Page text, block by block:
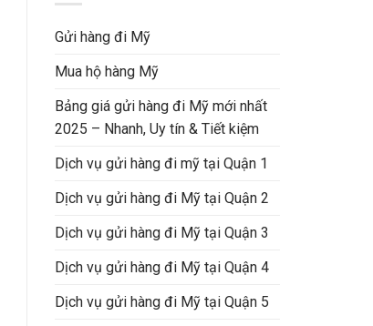
Gửi hàng đi Mỹ
Mua hộ hàng Mỹ
Bảng giá gửi hàng đi Mỹ mới nhất
2025 – Nhanh, Uy tín & Tiết kiệm
Dịch vụ gửi hàng đi mỹ tại Quận 1
Dịch vụ gửi hàng đi Mỹ tại Quận 2
Dịch vụ gửi hàng đi Mỹ tại Quận 3
Dịch vụ gửi hàng đi Mỹ tại Quận 4
Dịch vụ gửi hàng đi Mỹ tại Quận 5